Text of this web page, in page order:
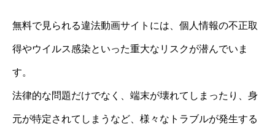
無料で見られる違法動画サイトには、個人情報の不正取
得やウイルス感染といった重大なリスクが潜んでいま
す。
法律的な問題だけでなく、端末が壊れてしまったり、身
元が特定されてしまうなど、様々なトラブルが発生する